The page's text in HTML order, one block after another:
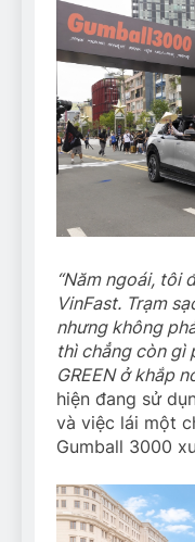
“Năm ngoái, tôi
VinFast. Trạm
nhưng không
thì chẳng còn gì
GREEN ở khắp
hiện đang sử
và việc lái một
Gumball 3000